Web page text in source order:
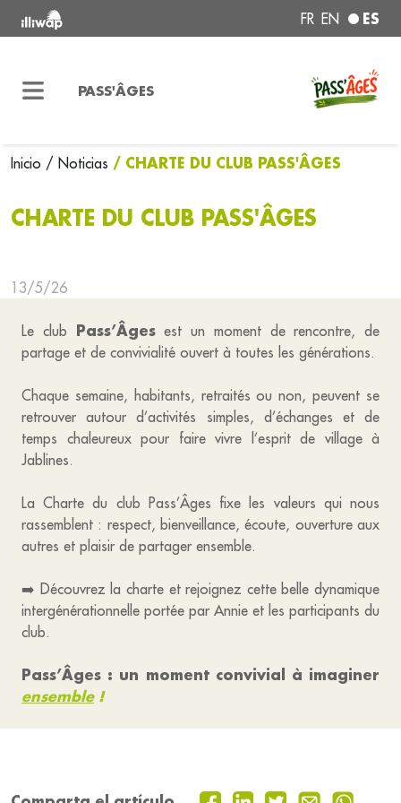
FR EN ES
PASS'ÂGES
Inicio / Noticias / CHARTE DU CLUB PASS'ÂGES
CHARTE DU CLUB PASS'ÂGES
13/5/26
Le club Pass’Âgesest un moment de rencontre, de
partage et de convivialité ouvert à toutes les générations.
Chaque semaine, habitants, retraités ou non, peuvent se
retrouver autour d’activités simples, d’échanges et de
temps chaleureux pour faire vivre l’esprit de village à
Jablines.
La Charte du club Pass’Âges fixe les valeurs qui nous
rassemblent : respect, bienveillance, écoute, ouverture aux
autres et plaisir de partager ensemble.
➡️ Découvrez la charte et rejoignez cette belle dynamique
intergénérationnelle portée par Annie et les participants du
club.
Pass’Âges : un moment convivial à imaginer
ensemble!